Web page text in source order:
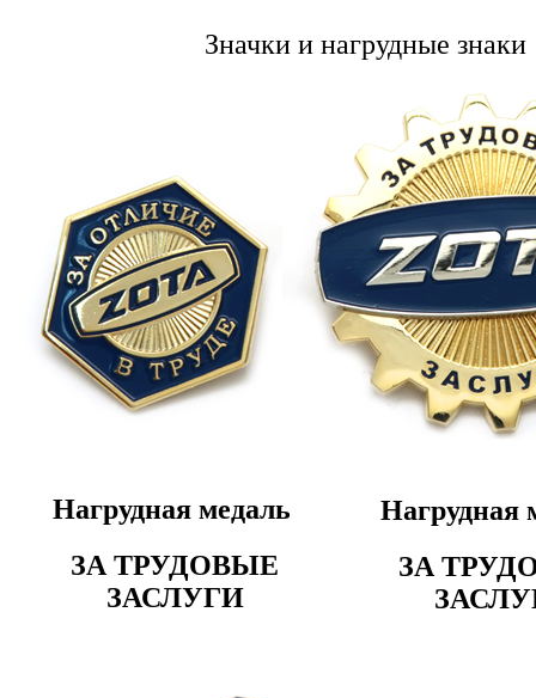
Значки и нагрудные знаки
Нагрудная медаль
ЗА ТРУДОВЫЕ
ЗАСЛУГИ
Нагрудная
ЗА